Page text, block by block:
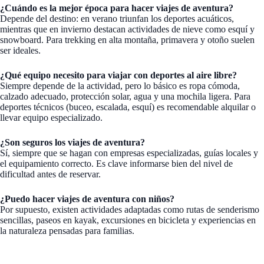
¿Cuándo es la mejor época para hacer viajes de aventura?
Depende del destino: en verano triunfan los deportes acuáticos,
mientras que en invierno destacan actividades de nieve como esquí y
snowboard. Para trekking en alta montaña, primavera y otoño suelen
ser ideales.
¿Qué equipo necesito para viajar con deportes al aire libre?
Siempre depende de la actividad, pero lo básico es ropa cómoda,
calzado adecuado, protección solar, agua y una mochila ligera. Para
deportes técnicos (buceo, escalada, esquí) es recomendable alquilar o
llevar equipo especializado.
¿Son seguros los viajes de aventura?
Sí, siempre que se hagan con empresas especializadas, guías locales y
el equipamiento correcto. Es clave informarse bien del nivel de
dificultad antes de reservar.
¿Puedo hacer viajes de aventura con niños?
Por supuesto, existen actividades adaptadas como rutas de senderismo
sencillas, paseos en kayak, excursiones en bicicleta y experiencias en
la naturaleza pensadas para familias.